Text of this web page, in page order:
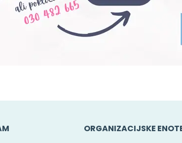
ORGANIZACIJSKE